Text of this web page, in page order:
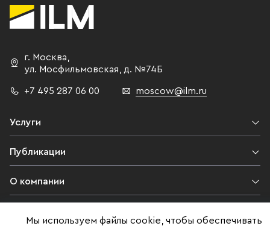
г. Москва
ул. Мосфильмовская,
д. №74Б
+7 495 287 06 00 moscow@ilm.ru
Услуги
Публикации
О компании
Мы используем файлы cookie, чтобы обеспечивать